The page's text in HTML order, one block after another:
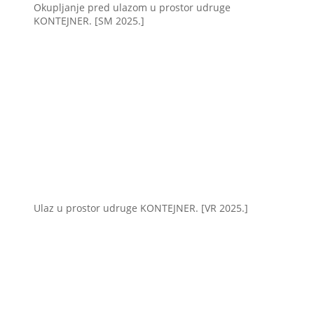
Okupljanje pred ulazom u prostor udruge
KONTEJNER. [SM 2025.]
Ulaz u prostor udruge KONTEJNER. [VR 2025.]